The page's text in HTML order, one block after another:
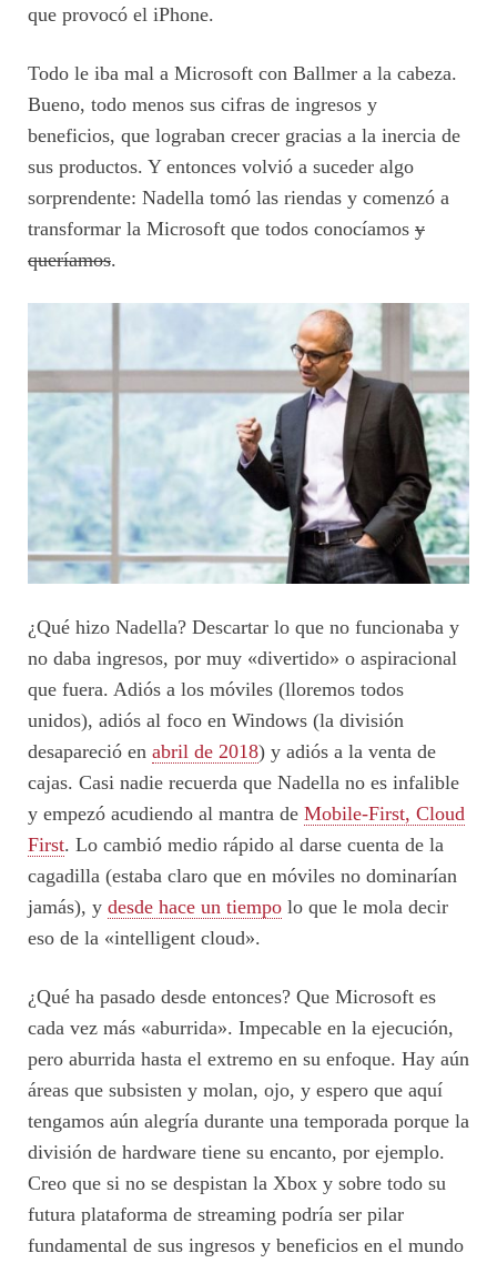
que provocó el iPhone.
Todo le iba mal a Microsoft con Ballmer a la cabeza.
Bueno, todo menos sus cifras de ingresos y
beneficios, que lograban crecer gracias a la inercia de
sus productos. Y entonces volvió a suceder algo
sorprendente: Nadella tomó las riendas y comenzó a
transformar la Microsoft que todos conocíamos y
queríamos.
¿Qué hizo Nadella? Descartar lo que no funcionaba y
no daba ingresos, por muy «divertido» o aspiracional
que fuera. Adiós a los móviles (lloremos todos
unidos), adiós al foco en Windows (la división
desapareció en abril de 2018) y adiós a la venta de
cajas. Casi nadie recuerda que Nadella no es infalible
y empezó acudiendo al mantra de Mobile-First, Cloud
First. Lo cambió medio rápido al darse cuenta de la
cagadilla (estaba claro que en móviles no dominarían
jamás), y desde hace un tiempo lo que le mola decir
eso de la «intelligent cloud».
¿Qué ha pasado desde entonces? Que Microsoft es
cada vez más «aburrida». Impecable en la ejecución,
pero aburrida hasta el extremo en su enfoque. Hay aún
áreas que subsisten y molan, ojo, y espero que aquí
tengamos aún alegría durante una temporada porque la
división de hardware tiene su encanto, por ejemplo.
Creo que si no se despistan la Xbox y sobre todo su
futura plataforma de streaming podría ser pilar
fundamental de sus ingresos y beneficios en el mundo